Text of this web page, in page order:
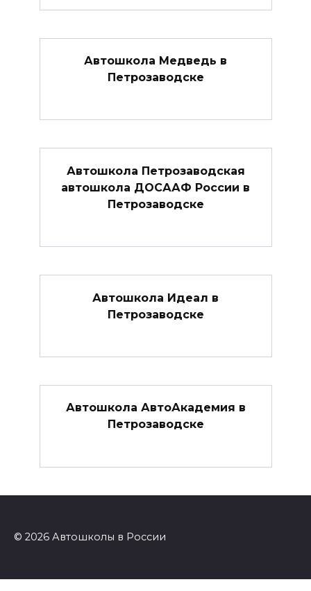
Автошкола Медведь в
Петрозаводске
Автошкола Петрозаводская
автошкола ДОСААФ России в
Петрозаводске
Автошкола Идеал в
Петрозаводске
Автошкола АвтоАкадемия в
Петрозаводске
© 2026 Автошколы в России